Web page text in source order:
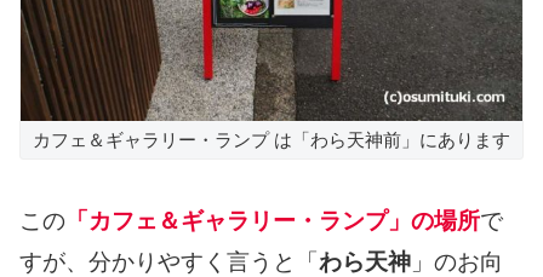
カフェ＆ギャラリー・ランプ は「わら天神前」にあります
この 「カフェ＆ギャラリー・ランプ」の場所で
すが、分かりやすく言うと「 わら天神 」のお向